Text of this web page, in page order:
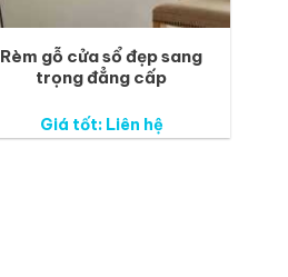
Rèm gỗ cửa sổ đẹp sang
trọng đẳng cấp
Giá tốt: Liên hệ